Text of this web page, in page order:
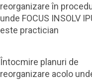
reorganizare în
unde FOCUS INSOLV
este practician
Întocmire planuri de
reorganizare acolo